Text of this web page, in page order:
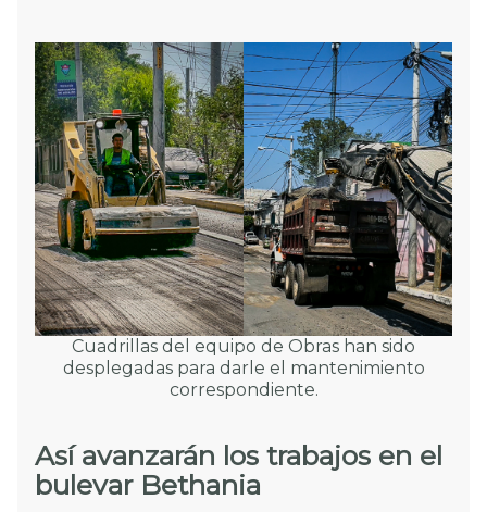
Cuadrillas del equipo de Obras han sido
desplegadas para darle el mantenimiento
correspondiente.
Así avanzarán los trabajos en el
bulevar Bethania